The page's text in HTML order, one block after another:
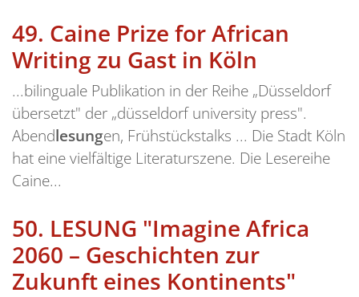
49. Caine Prize for African
Writing zu Gast in Köln
...bilinguale Publikation in der Reihe „Düsseldorf
übersetzt" der „düsseldorf university press".
Abendlesungen, Frühstückstalks ... Die Stadt Köln
hat eine vielfältige Literaturszene. Die Lesereihe
Caine...
50. LESUNG "Imagine Africa
2060 – Geschichten zur
Zukunft eines Kontinents"